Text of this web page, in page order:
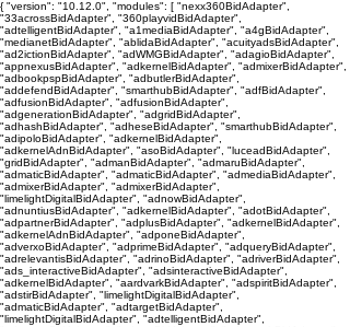
{ "version": "10.12.0", "modules": [ "nexx360BidAdapter",
"33acrossBidAdapter", "360playvidBidAdapter",
"adtelligentBidAdapter", "a1mediaBidAdapter", "a4gBidAdapter",
"medianetBidAdapter", "ablidaBidAdapter", "acuityadsBidAdapter",
"ad2ictionBidAdapter", "adWMGBidAdapter", "adagioBidAdapter",
"appnexusBidAdapter", "adkernelBidAdapter", "admixerBidAdapter",
"adbookpspBidAdapter", "adbutlerBidAdapter",
"addefendBidAdapter", "smarthubBidAdapter", "adfBidAdapter",
"adfusionBidAdapter", "adfusionBidAdapter",
"adgenerationBidAdapter", "adgridBidAdapter",
"adhashBidAdapter", "adheseBidAdapter", "smarthubBidAdapter",
"adipoloBidAdapter", "adkernelBidAdapter",
"adkernelAdnBidAdapter", "asoBidAdapter", "luceadBidAdapter",
"gridBidAdapter", "admanBidAdapter", "admaruBidAdapter",
"admaticBidAdapter", "admaticBidAdapter", "admediaBidAdapter",
"admixerBidAdapter", "admixerBidAdapter",
"limelightDigitalBidAdapter", "adnowBidAdapter",
"adnuntiusBidAdapter", "adkernelBidAdapter", "adotBidAdapter",
"adpartnerBidAdapter", "adplusBidAdapter", "adkernelBidAdapter",
"adkernelAdnBidAdapter", "adponeBidAdapter",
"adverxoBidAdapter", "adprimeBidAdapter", "adqueryBidAdapter",
"adrelevantisBidAdapter", "adrinoBidAdapter", "adriverBidAdapter",
"ads_interactiveBidAdapter", "adsinteractiveBidAdapter",
"adkernelBidAdapter", "aardvarkBidAdapter", "adspiritBidAdapter",
"adstirBidAdapter", "limelightDigitalBidAdapter",
"admaticBidAdapter", "adtargetBidAdapter",
"limelightDigitalBidAdapter", "adtelligentBidAdapter",